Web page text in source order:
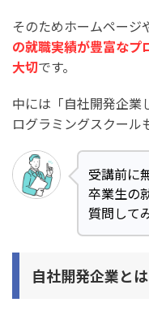
DIVE INTO
プログラミングスク
方法1. 興味のあ
方法3. 今いる職場
方法4. プログラ
ジニアを担当につ
目指している方と
そのためホームページ
の就職実績が豊富なプ
大切です。
中には「自社開発企業
ログラミングスクール
受講前に
卒業生の
質問して
自社開発企業とは